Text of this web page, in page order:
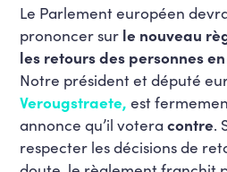
Le Parlement européen
prononcer sur le nouveau
les retours des personnes
Notre président et député
Verougstraete, est
annonce qu’il voteracontre.
respecter les décisions de